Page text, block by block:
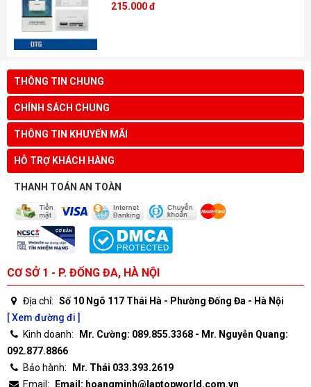
215.000 đ
THÔNG TIN CHUNG
CHÍNH SÁCH CHUNG
THÔNG TIN KHUYẾN MÃI
HỖ TRỢ KHÁCH HÀNG
THANH TOÁN AN TOÀN
CƠ SỞ 1 - P. ĐỐNG ĐA, HÀ NỘI
Địa chỉ: Số 10 Ngõ 117 Thái Hà - Phường Đống Đa - Hà Nội
[ Xem đường đi ]
Kinh doanh:
Mr. Cường: 089.855.3368 - Mr. Nguyễn Quang:
092.877.8866
Bảo hành:
Mr. Thái 033.393.2619
Email:
Email: hoangminh@laptopworld.com.vn